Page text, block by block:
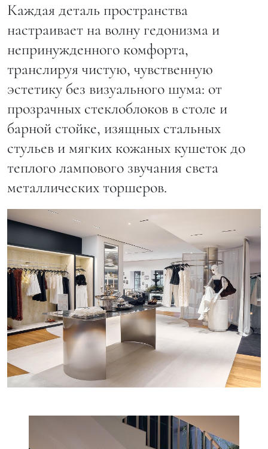
Каждая деталь пространства
настраивает на волну гедонизма и
непринужденного комфорта,
транслируя чистую, чувственную
эстетику без визуального шума: от
прозрачных стеклоблоков в столе и
барной стойке, изящных стальных
стульев и мягких кожаных кушеток до
теплого лампового звучания света
металлических торшеров.